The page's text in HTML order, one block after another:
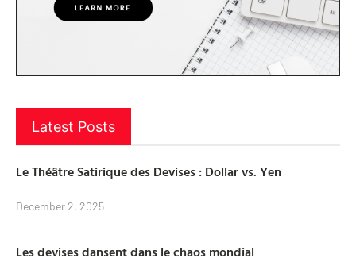
Latest Posts
Le Théâtre Satirique des Devises : Dollar vs. Yen
December 2, 2025
Les devises dansent dans le chaos mondial